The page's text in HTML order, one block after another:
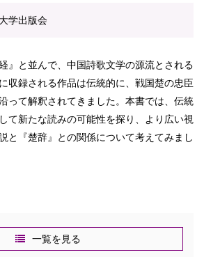
学出版会
経』と並んで、中国詩歌文学の源流とされる
収録される作品は伝統的に、戦国楚の忠臣
って解釈されてきました。本書では、伝統
て新たな読みの可能性を探り、より広い視
と『楚辞』との関係について考えてみまし
一覧を見る